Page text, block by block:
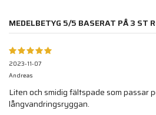
MEDELBETYG 5/5 BASERAT PÅ3 ST
2023-11-07
Andreas
Liten och smidig fältspade som passar
långvandringsryggan.